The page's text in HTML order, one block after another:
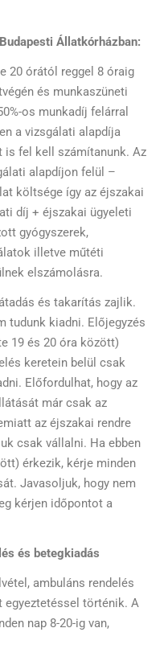
Állatkórházban:
20 órától reggel 8 óraig
és munkaszüneti
os munkadíj felárral
a vizsgálati alapdíja
fel kell számítanunk. Az
alapdíjon felül –
költsége így az éjszakai
díj + éjszakai ügyeleti
gyógyszerek,
illetve műtéti
elszámolásra.
és takarítás zajlik.
tudunk kiadni. Előjegyzés
19 és 20 óra között)
keretein belül csak
Előfordulhat, hogy az
már csak az
az éjszakai rendre
csak vállalni. Ha ebben
érkezik, kérje minden
Javasoljuk, hogy nem
kérjen időpontot a
és betegkiadás
ambuláns rendelés
egyeztetéssel történik. A
nap 8-20-ig van,